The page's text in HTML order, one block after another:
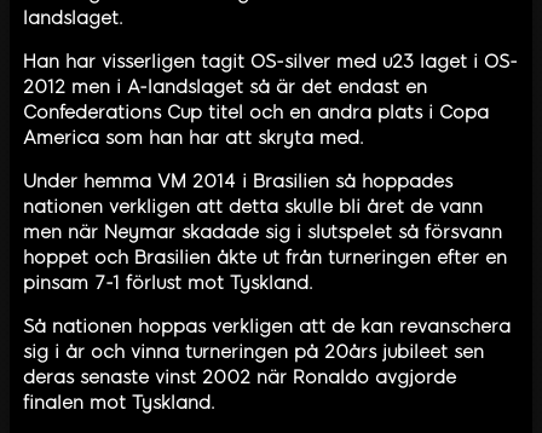
landslaget.
Han har visserligen tagit OS-silver med u23 laget i OS-
2012 men i A-landslaget så är det endast en
Confederations Cup titel och en andra plats i Copa
America som han har att skryta med.
Under hemma VM 2014 i Brasilien så hoppades
nationen verkligen att detta skulle bli året de vann
men när Neymar skadade sig i slutspelet så försvann
hoppet och Brasilien åkte ut från turneringen efter en
pinsam 7-1 förlust mot Tyskland.
Så nationen hoppas verkligen att de kan revanschera
sig i år och vinna turneringen på 20års jubileet sen
deras senaste vinst 2002 när Ronaldo avgjorde
finalen mot Tyskland.